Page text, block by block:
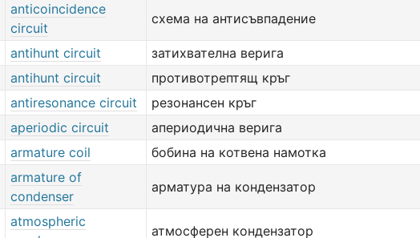
anticoincidence
circuit
схема на антисъвпадение
antihunt circuit
затихвателна верига
antihunt circuit
противотрептящ кръг
antiresonance circuit
резонансен кръг
aperiodic circuit
апериодична верига
armature coil бобина на котвена намотка
armature of
condenser
арматура на кондензатор
atmospheric
атмосферен кондензатор